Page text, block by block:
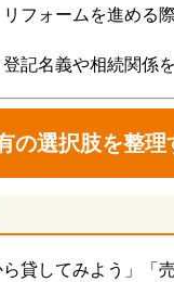
フォームを進める
記名義や相続関係
の選択肢を整理
貸してみよう」「